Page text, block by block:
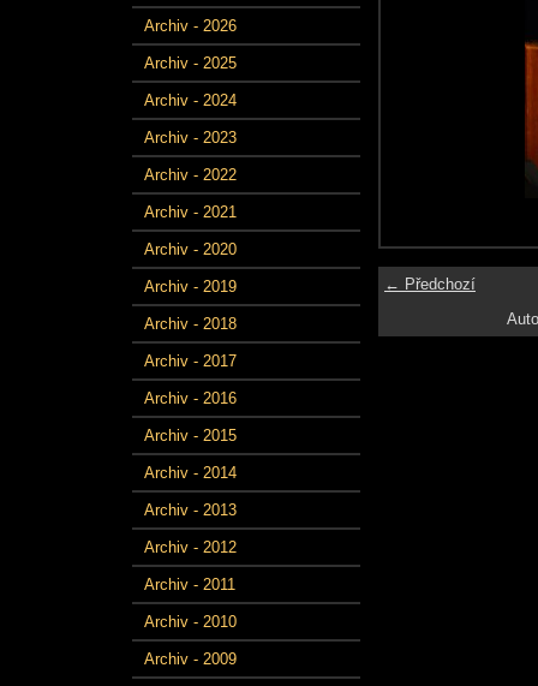
Archiv - 2026
Archiv - 2025
Archiv - 2024
Archiv - 2023
Archiv - 2022
Archiv - 2021
Archiv - 2020
Archiv - 2019
Archiv - 2018
Archiv - 2017
Archiv - 2016
Archiv - 2015
Archiv - 2014
Archiv - 2013
Archiv - 2012
Archiv - 2011
Archiv - 2010
Archiv - 2009
← Předchozí